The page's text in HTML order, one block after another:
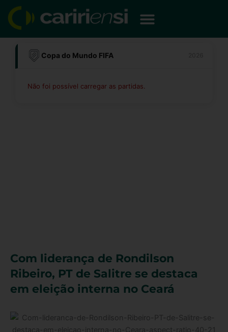
para
conteúdo
Copa do Mundo FIFA
Não foi possível carregar as partidas.
Com liderança de Rondilson
Ribeiro, PT de Salitre se destaca
em eleição interna no Ceará